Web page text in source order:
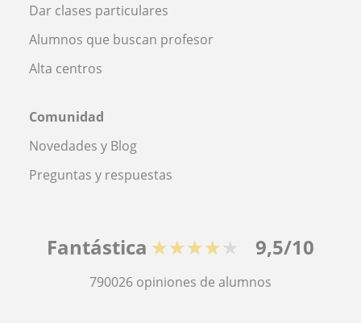
Dar clases particulares
Alumnos que buscan profesor
Alta centros
Comunidad
Novedades y Blog
Preguntas y respuestas
Fantástica ★★★★★ 9,5/10
790026 opiniones de alumnos